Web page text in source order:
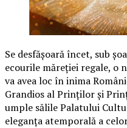
Se desfășoară încet, sub
ecourile măreției regale, o
va avea loc în inima
Grandios al Prinților și
umple sălile Palatului
eleganța atemporală a